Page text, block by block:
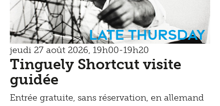
Late Thursday
jeudi 27 août 2026, 19h00-19h20
Tinguely Shortcut visite
guidée
Entrée gratuite, sans réservation, en allemand